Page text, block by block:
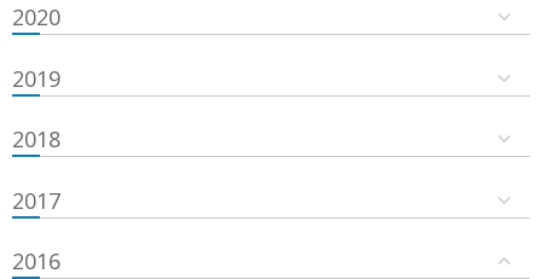
2020
2019
2018
2017
2016